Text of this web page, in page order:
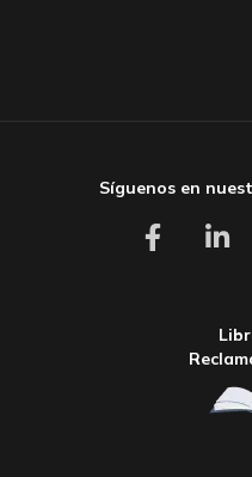
Síguenos en